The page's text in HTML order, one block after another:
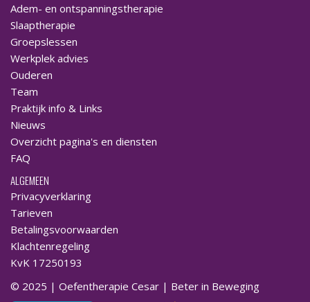
Adem- en ontspanningstherapie
Slaaptherapie
Groepslessen
Werkplek advies
Ouderen
Team
Praktijk info & Links
Nieuws
Overzicht pagina's en diensten
FAQ
ALGEMEEN
Privacyverklaring
Tarieven
Betalingsvoorwaarden
Klachtenregeling
KvK 17250193
© 2025 | Oefentherapie Cesar | Beter in Beweging